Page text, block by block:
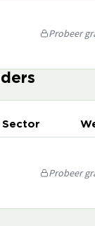
Probeer
Sector
Probeer